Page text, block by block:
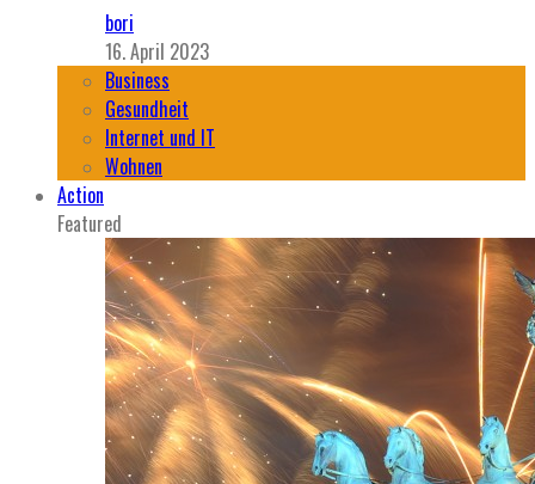
bori
16. April 2023
Business
Gesundheit
Internet und IT
Wohnen
Action
Featured